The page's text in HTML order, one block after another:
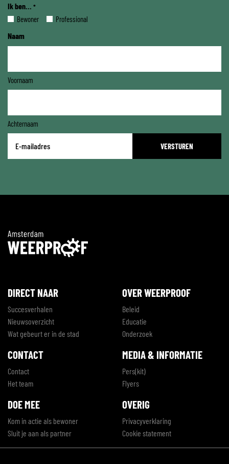
Ik ben... *
Bewoner Professional
Naam
Voornaam
Achternaam
mailadres
DIRECT NAAR
Succesverhalen
Nieuwsoverzicht
Wat gebeurt er in de stad
OVER WEERPROOF
Beleid
Educatie
Onderzoek
CONTACT
Contact
Het team
MEDIA & INFORMATIE
Pers(kit)
Flyers
DOE MEE
Kom in actie als bewoner
Sluit je aan als partner
OVERIG
Privacyverklaring
Cookie statement